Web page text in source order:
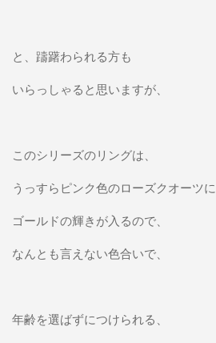
と、躊躇わられる方も
いらっしゃると思いますが、
このシリーズのリングは、
うっすらピンク色のローズクオーツに
ゴールドの輝きが入るので、
なんとも言えない色合いで、
年齢を選ばずにつけられる、